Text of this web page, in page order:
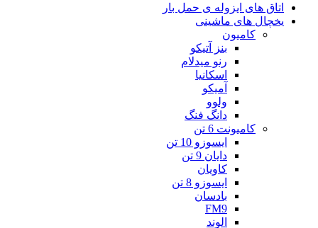
اتاق های ایزوله ی حمل بار
یخچال های ماشینی
کامیون
بنز آتیکو
رنو میدلام
اسکانیا
آمیکو
ولوو
دانگ فنگ
کامیونت 6 تن
ایسوزو 10 تن
دایان 9 تن
کاویان
ایسوزو 8 تن
بادسان
FM9
الوند